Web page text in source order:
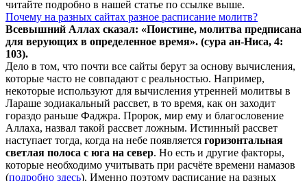
читайте подробно в нашей статье по ссылке выше.
Почему на разных сайтах разное расписание молитв?
Всевышний Аллах сказал: «Поистине, молитва предписана
для верующих в определенное время». (сура ан-Ниса, 4:
103).
Дело в том, что почти все сайты берут за основу вычисления,
которые часто не совпадают с реальностью. Например,
некоторые используют для вычисления утренней молитвы в
Лараше зодиакальный рассвет, в то время, как он заходит
гораздо раньше Фаджра. Пророк, мир ему и благословение
Аллаха, назвал такой рассвет ложным. Истинный рассвет
наступает тогда, когда на небе появляется горизонтальная
светлая полоса с юга на север. Но есть и другие факторы,
которые необходимо учитывать при расчёте времени намазов
(подробно здесь). Именно поэтому расписание на разных